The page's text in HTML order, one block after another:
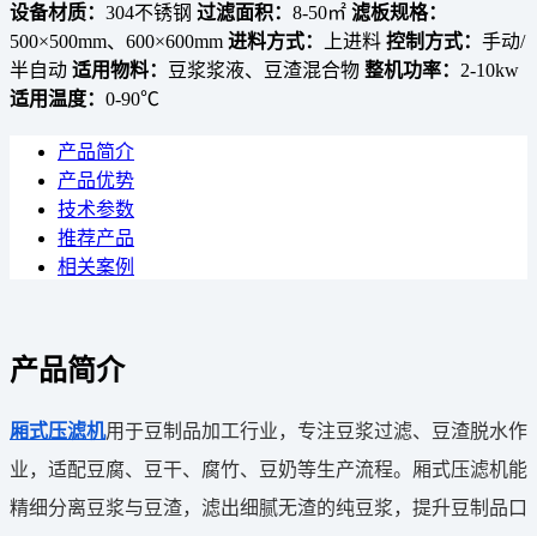
设备材质： 304不锈钢 过滤面积： 8-50㎡ 滤板规格：
500×500mm、600×600mm 进料方式： 上进料 控制方式： 手动/
半自动 适用物料： 豆浆浆液、豆渣混合物 整机功率： 2-10kw
适用温度： 0-90℃
产品简介
产品优势
技术参数
推荐产品
相关案例
产品简介
厢式压滤机用于豆制品加工行业，专注豆浆过滤、豆渣脱水作
业，适配豆腐、豆干、腐竹、豆奶等生产流程。厢式压滤机能
精细分离豆浆与豆渣，滤出细腻无渣的纯豆浆，提升豆制品口